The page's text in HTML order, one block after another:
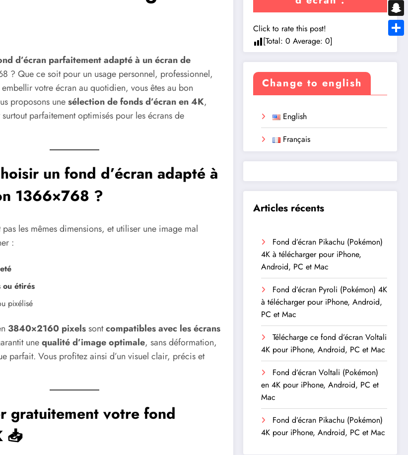
d’écran parfaitement adapté à un écran de
? Que ce soit pour un usage personnel, professionnel,
votre écran au quotidien, vous êtes au bon
proposons unesélection de fonds d’écran en 4K,
parfaitement optimisés pour les écrans de
un fond d’écran adapté à
1366×768 ?
pas les mêmes dimensions, et utiliser une image mal
:
ou étirés
pixélisé
3840×2160 pixelssontcompatibles avec les écrans
unequalité d’image optimale, sans déformation,
parfait. Vous profitez ainsi d’un visuel clair, précis et
gratuitement votre fond
📥
Click to rate this post!
[Total: 0 Average: 0]
Change to english
English
Français
Articles récents
Fond d’écran Pikachu (Pokémon)
4K à télécharger pour iPhone,
Android, PC et Mac
Fond d’écran Pyroli (Pokémon) 4K
à télécharger pour iPhone, Android,
PC et Mac
Télécharge ce fond d’écran Voltali
4K pour iPhone, Android, PC et Mac
Fond d’écran Voltali (Pokémon)
en 4K pour iPhone, Android, PC et
Mac
Fond d’écran Pikachu (Pokémon)
4K pour iPhone, Android, PC et Mac